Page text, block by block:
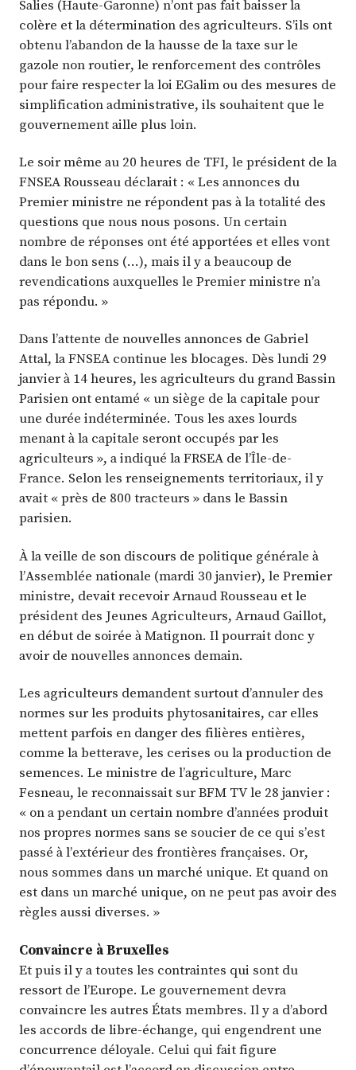
Salies (Haute-Garonne) n’ont pas fait baisser la
colère et la détermination des agriculteurs. S’ils ont
obtenu l’abandon de la hausse de la taxe sur le
gazole non routier, le renforcement des contrôles
pour faire respecter la loi EGalim ou des mesures de
simplification administrative, ils souhaitent que le
gouvernement aille plus loin.
Le soir même au 20 heures de TFI, le président de la
FNSEA Rousseau déclarait : « Les annonces du
Premier ministre ne répondent pas à la totalité des
questions que nous nous posons. Un certain
nombre de réponses ont été apportées et elles vont
dans le bon sens (…), mais il y a beaucoup de
revendications auxquelles le Premier ministre n’a
pas répondu. »
Dans l’attente de nouvelles annonces de Gabriel
Attal, la FNSEA continue les blocages. Dès lundi 29
janvier à 14 heures, les agriculteurs du grand Bassin
Parisien ont entamé « un siège de la capitale pour
une durée indéterminée. Tous les axes lourds
menant à la capitale seront occupés par les
agriculteurs », a indiqué la FRSEA de l’Île-de-
France. Selon les renseignements territoriaux, il y
avait « près de 800 tracteurs » dans le Bassin
parisien.
À la veille de son discours de politique générale à
l’Assemblée nationale (mardi 30 janvier), le Premier
ministre, devait recevoir Arnaud Rousseau et le
président des Jeunes Agriculteurs, Arnaud Gaillot,
en début de soirée à Matignon. Il pourrait donc y
avoir de nouvelles annonces demain.
Les agriculteurs demandent surtout d’annuler des
normes sur les produits phytosanitaires, car elles
mettent parfois en danger des filières entières,
comme la betterave, les cerises ou la production de
semences. Le ministre de l’agriculture, Marc
Fesneau, le reconnaissait sur BFM TV le 28 janvier :
« on a pendant un certain nombre d’années produit
nos propres normes sans se soucier de ce qui s’est
passé à l’extérieur des frontières françaises. Or,
nous sommes dans un marché unique. Et quand on
est dans un marché unique, on ne peut pas avoir des
règles aussi diverses. »
Convaincre à Bruxelles
Et puis il y a toutes les contraintes qui sont du
ressort de l’Europe. Le gouvernement devra
convaincre les autres États membres. Il y a d’abord
les accords de libre-échange, qui engendrent une
concurrence déloyale. Celui qui fait figure